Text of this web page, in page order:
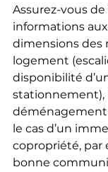
Assurez-vous
informations
dimensions des
logement
disponibilité
stationnement),
déménagement
le cas d’un
copropriété, par
bonne